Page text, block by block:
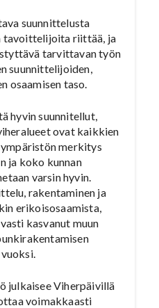
suunnittelusta
tavoittelijoita riittää, ja
tarvittavan työn
suunnittelijoiden,
osaamisen taso.
hyvin suunnitellut,
ovat kaikkien
merkitys
ja koko kunnan
varsin hyvin.
rakentaminen ja
erikoisosaamista,
kasvanut muun
julkaisee Viherpäivillä
voimakkaasti